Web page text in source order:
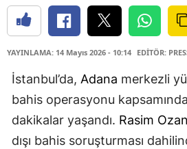
YAYINLAMA: 14 Mayıs 2026 - 10:14 EDİTÖR:
İstanbul’da, Adana merkezli
bahis operasyonu
dakikalar yaşandı. Rasim
dışı bahis soruşturması